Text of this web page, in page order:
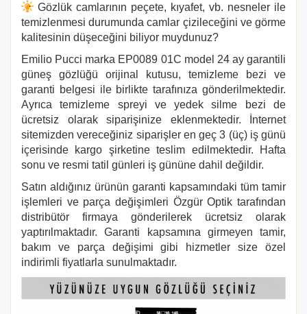
Gözlük camlarının peçete, kıyafet, vb. nesneler ile
temizlenmesi durumunda camlar çizileceğini ve görme
kalitesinin düşeceğini biliyor muydunuz?
Emilio Pucci marka EP0089 01C model 24 ay garantili
güneş gözlüğü orijinal kutusu, temizleme bezi ve
garanti belgesi ile birlikte tarafınıza gönderilmektedir.
Ayrıca temizleme spreyi ve yedek silme bezi de
ücretsiz olarak siparişinize eklenmektedir. İnternet
sitemizden vereceğiniz siparişler en geç 3 (üç) iş günü
içerisinde kargo şirketine teslim edilmektedir. Hafta
sonu ve resmi tatil günleri iş gününe dahil değildir.
Satın aldığınız ürünün garanti kapsamındaki tüm tamir
işlemleri ve parça değişimleri Özgür Optik tarafından
distribütör firmaya gönderilerek ücretsiz olarak
yaptırılmaktadır. Garanti kapsamına girmeyen tamir,
bakım ve parça değişimi gibi hizmetler size özel
indirimli fiyatlarla sunulmaktadır.